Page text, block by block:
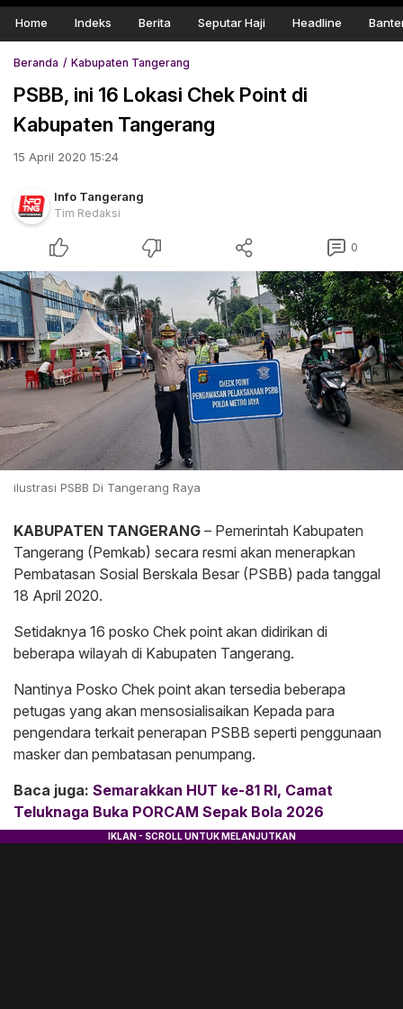
Home Indeks Berita Seputar Haji Headline
Beranda Kabupaten Tangerang
PSBB, ini 16 Lokasi Chek Point di
Kabupaten Tangerang
15 April 2020 15:24
Info Tangerang
Tim Redaksi
0
ilustrasi PSBB Di Tangerang Raya
KABUPATEN TANGERANG – Pemerintah Kabupaten
Tangerang (Pemkab) secara resmi akan menerapkan
Pembatasan Sosial Berskala Besar (PSBB) pada tanggal
18 April 2020.
Setidaknya 16 posko Chek point akan didirikan di
beberapa wilayah di Kabupaten Tangerang.
Nantinya Posko Chek point akan tersedia beberapa
petugas yang akan mensosialisaikan Kepada para
pengendara terkait penerapan PSBB seperti penggunaan
masker dan pembatasan penumpang.
Baca juga: Semarakkan HUT ke-81 RI, Camat
Teluknaga Buka PORCAM Sepak Bola 2026